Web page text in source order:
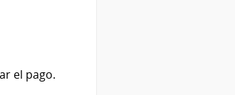
el pago.